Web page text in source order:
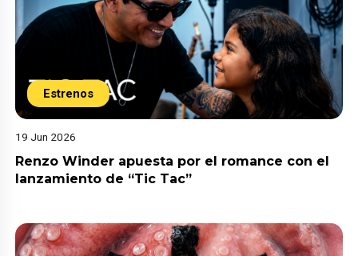
Estrenos
19 Jun 2026
Renzo Winder apuesta por el romance con el
lanzamiento de “Tic Tac”